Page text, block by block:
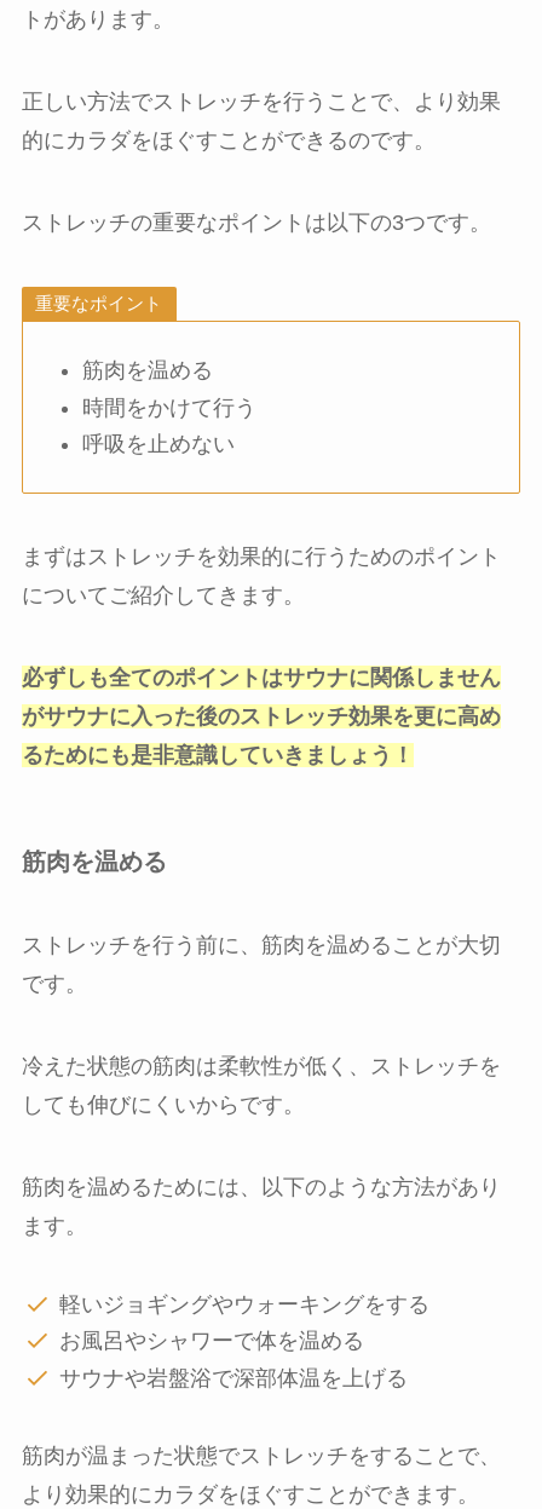
トがあります。
正しい方法でストレッチを行うことで、より効果
的にカラダをほぐすことができるのです。
ストレッチの重要なポイントは以下の3つです。
重要なポイント
筋肉を温める
時間をかけて行う
呼吸を止めない
まずはストレッチを効果的に行うためのポイント
についてご紹介してきます。
必ずしも全てのポイントはサウナに関係しません
がサウナに入った後のストレッチ効果を更に高め
るためにも是非意識していきましょう！
筋肉を温める
ストレッチを行う前に、筋肉を温めることが大切
です。
冷えた状態の筋肉は柔軟性が低く、ストレッチを
しても伸びにくいからです。
筋肉を温めるためには、以下のような方法があり
ます。
軽いジョギングやウォーキングをする
お風呂やシャワーで体を温める
サウナや岩盤浴で深部体温を上げる
筋肉が温まった状態でストレッチをすることで、
より効果的にカラダをほぐすことができます。